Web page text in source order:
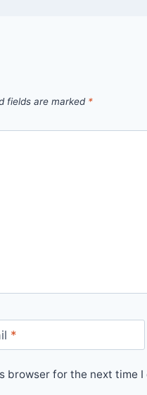
fields are marked *
*
browser for the next time I